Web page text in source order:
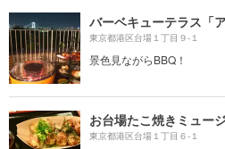
東京都港区台場１丁目９-１
景色見ながらBBQ！
お台場たこ焼きミュー
東京都港区台場１丁目６-１